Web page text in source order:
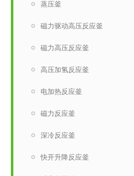
蒸压釜
磁力驱动高压反应釜
磁力高压反应釜
高压加氢反应釜
电加热反应釜
磁力反应釜
深冷反应釜
快开升降反应釜